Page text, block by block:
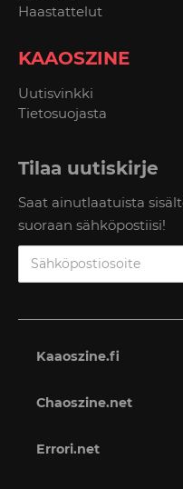
Haastattelut
KAAOSZINE
Uutisvinkki
Tietosuojasta
Tilaa uutiskirje
Saat ainutlaatuista
suoraan sähköpostiisi!
Kaaoszine.fi
Chaoszine.net
Errori.net